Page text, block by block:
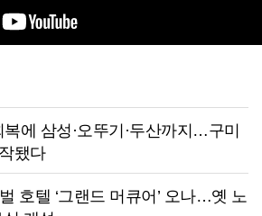
에 삼성·오뚜기·두산까지…구미
됐다
호텔 ‘그랜드 머큐어’ 오나…옛 노